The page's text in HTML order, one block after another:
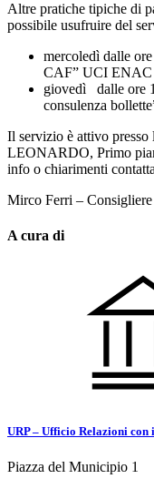
Altre pratiche tipiche di
possibile usufruire del
mercoledì dalle
CAF” UCI ENAC
giovedì dalle ore
consulenza
Il servizio è attivo
LEONARDO, Primo
info o chiarimenti
Mirco Ferri –
A cura di
URP – Ufficio Relazioni con
Piazza del Municipio 1